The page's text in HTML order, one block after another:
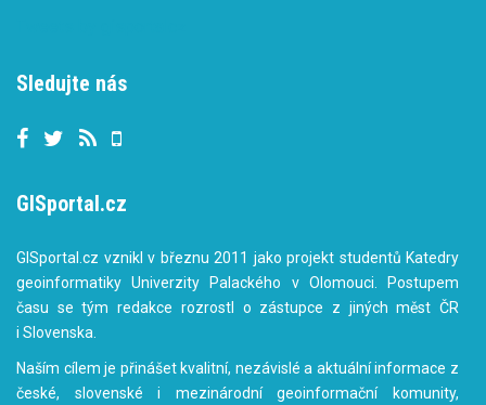
Sledujte nás
GISportal.cz
GISportal.cz vznikl v březnu 2011 jako projekt studentů Katedry
geoinformatiky Univerzity Palackého v Olomouci. Postupem
času se tým redakce rozrostl o zástupce z jiných měst ČR
i Slovenska.
Naším cílem je přinášet kvalitní, nezávislé a aktuální informace z
české, slovenské i mezinárodní geoinformační komunity,